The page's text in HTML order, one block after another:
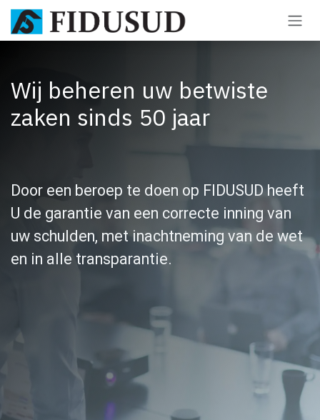
Overslaan naar inhoud
Door een beroep te doen op FIDUSUD heeft
U de garantie van een correcte inning van
uw schulden, met inachtneming van de wet
en in alle transparantie.
Wij beheren uw betwiste
zaken sinds 50 jaar